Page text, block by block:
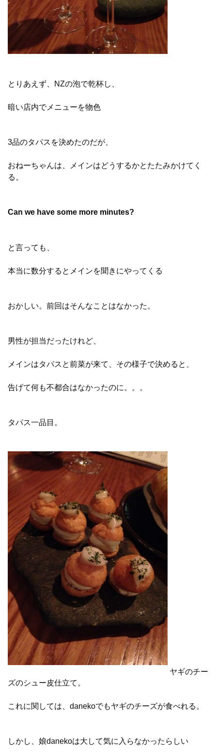
とりあえず、NZの泡で乾杯し、
暗い店内でメニューを物色
3品のタパスを決めたのだが、
おねーちゃんは、メインはどうするかとたたみかけてく
る。
Can we have some more minutes?
と言っても、
本当に数分するとメインを聞きにやってくる
おかしい。前回はそんなことはなかった。
男性が担当だったけれど、
メインはタパスと前菜が来て、その様子で決めると、
告げて何も不都合はなかったのに。。。
タパス一品目。
ヤギのチー
ズのシュー皮仕立て。
これに関しては、danekoでもヤギのチーズが食べれる。
しかし、娘danekoは大して気に入らなかったらしい